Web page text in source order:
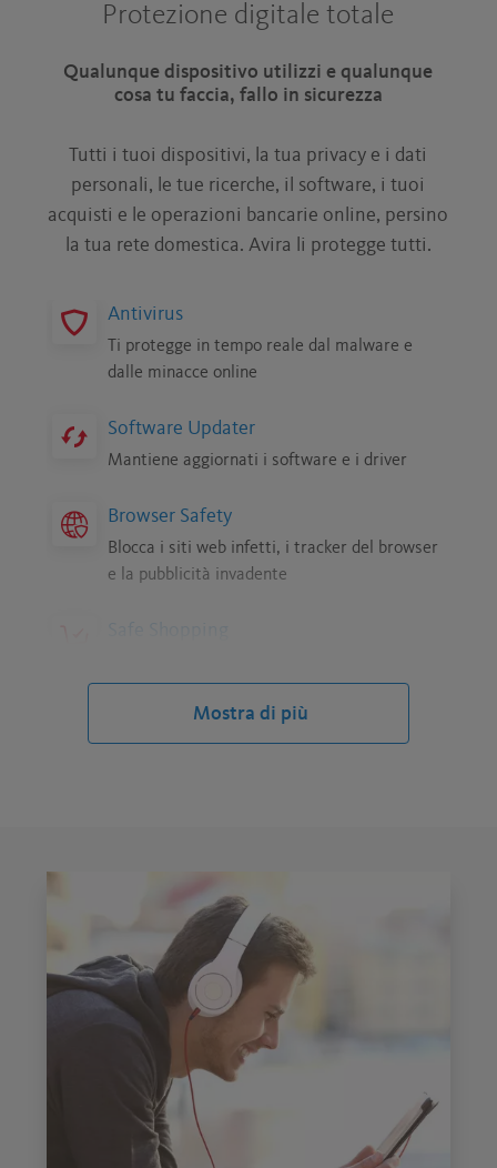
Protezione digitale totale
Qualunque dispositivo utilizzi e qualunque
cosa tu faccia, fallo in sicurezza
Tutti i tuoi dispositivi, la tua privacy e i dati
personali, le tue ricerche, il software, i tuoi
acquisti e le operazioni bancarie online, persino
la tua rete domestica. Avira li protegge tutti.
Antivirus
Ti protegge in tempo reale dal malware e
dalle minacce online
Software Updater
Mantiene aggiornati i software e i driver
Browser Safety
Blocca i siti web infetti, i tracker del browser
e la pubblicità invadente
quando fai acquisti online
Mostra di più